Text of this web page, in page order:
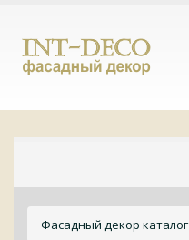
Фасадный декор каталог